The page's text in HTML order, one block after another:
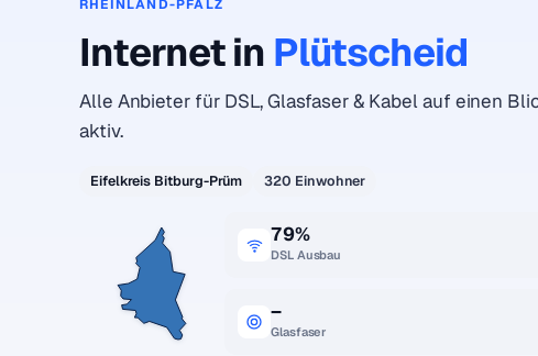
RHEINLAND-PFALZ
Internet in Plütscheid
Alle Anbieter für DSL, Glasfaser & Kabel auf einen
aktiv.
Eifelkreis Bitburg-Prüm 320 Einwohner
79%
DSL Ausbau
–
Glasfaser